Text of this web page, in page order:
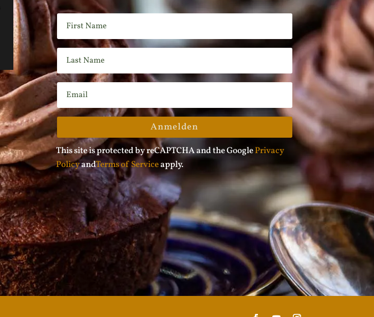
Anmelden
This site is protected by reCAPTCHA and the GooglePrivacy
PolicyandTerms of Serviceapply.